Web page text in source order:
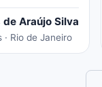
Araújo Silva
· Rio de Janeiro